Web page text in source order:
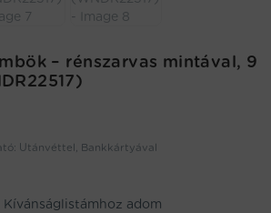
– rénszarvas mintával, 9
Utánvéttel, Bankkártyával
Kívánságlistámhoz adom